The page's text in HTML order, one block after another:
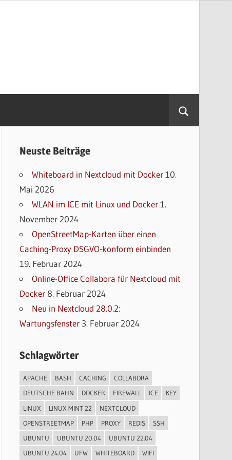
Neuste Beiträge
Whiteboard in Nextcloud mit Docker10.
Mai 2026
WLAN im ICE mit Linux und Docker1.
November 2024
OpenStreetMap-Karten über einen
Caching-Proxy DSGVO-konform einbinden
19. Februar 2024
Online-Office Collabora für Nextcloud mit
Docker 8. Februar 2024
Neu in Nextcloud 28.0.2:
Wartungsfenster 3. Februar 2024
Schlagwörter
APACHE BASH CACHING
COLLABORA
DEUTSCHE BAHN
DOCKER FIREWALL ICE
KEY
LINUX
LINUX MINT 22
NEXTCLOUD
OPENSTREETMAP
PHP PROXY REDIS
SSH
UBUNTU
UBUNTU 20.04
UBUNTU 22.04
UBUNTU 24.04
UFW WHITEBOARD WIFI